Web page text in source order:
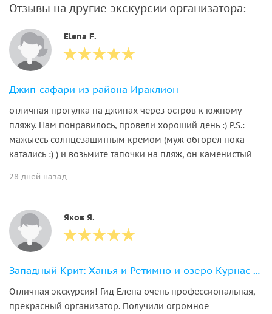
Отзывы на другие экскурсии организатора:
Elena F.
Джип-сафари из района Ираклион
отличная прогулка на джипах через остров к южному
пляжу. Нам понравилось, провели хороший день :) P.S.:
мажьтесь солнцезащитным кремом (муж обгорел пока
катались :) ) и возьмите тапочки на пляж, он каменистый
28 дней назад
Яков Я.
Западный Крит: Ханья и Ретимно и озеро Курнас из района Ираклион
Отличная экскурсия! Гид Елена очень профессиональная,
прекрасный организатор. Получили огромное